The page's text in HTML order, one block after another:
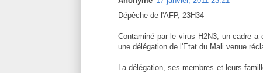
Dépêche de l'AFP, 23H34
Contaminé par le virus H2N3, un cadre
une délégation de l'Etat du Mali venue
La délégation, ses membres et leurs